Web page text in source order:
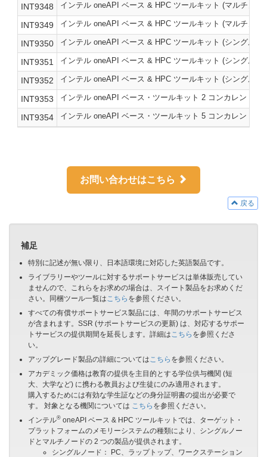
INT9348 インテル oneAPI ベース & HPC ツールキット (マルチノ
INT9349 インテル oneAPI ベース & HPC ツールキット (マルチノ
INT9350 インテル oneAPI ベース & HPC ツールキット (シングル
INT9351 インテル oneAPI ベース & HPC ツールキット (シングル
INT9352 インテル oneAPI ベース & HPC ツールキット (シングル
INT9353 インテル oneAPI ベース・ツールキット 2 コンカレント・
INT9354 インテル oneAPI ベース・ツールキット 5 コンカレント・
お問い合わせはこちら
戻る
補足
特別に記述が無い限り、日本語環境に対応した英語製品です。
ライブラリーやツールに対するサポートサービスは単体販売してい
ませんので、これらをお求めの場合は、スイート製品をお求めくだ
さい。同梱ツール一覧はこちら を参照ください。
すべての有償サポートサービス製品には、年間のサポートサービス
が含まれます。SSR (サポートサービスの更新) は、対応するサポー
トサービスの提供期間を延長します。詳細はこちら を参照くださ
い。
アップグレード製品の詳細についてはこちら を参照ください。
アカデミック価格は教育の提供を主目的とする学位供与機関 (短
大、大学など) に携わる教員および生徒にのみ適用されます。
購入するためには有効な学生証などの身分証明書の提出が必要で
す。 対象となる機関については こちら を参照ください。
インテル®oneAPI ベース & HPC ツールキットでは、ターゲット・
プラットフォームのメモリーシステムの種類により、シングルノー
ドとマルチノードの 2 つの製品が提供されます。
シングルノード： PC、ラップトップ、ワークステーション